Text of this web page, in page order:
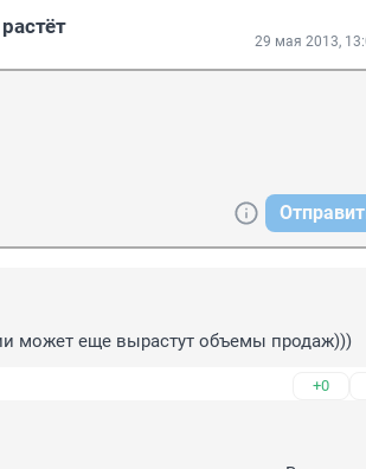
29 мая 2013,
может еще вырастут объемы продаж)))
+0